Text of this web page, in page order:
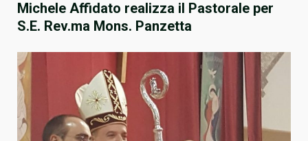
Michele Affidato realizza il Pastorale per
S.E. Rev.ma Mons. Panzetta